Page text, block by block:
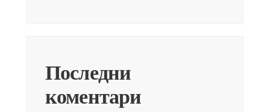
Последни
коментари